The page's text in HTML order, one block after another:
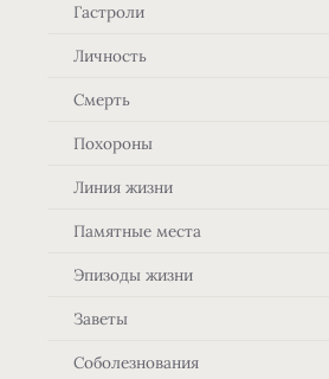
Гастроли
Личность
Смерть
Похороны
Линия жизни
Памятные места
Эпизоды жизни
Заветы
Соболезнования